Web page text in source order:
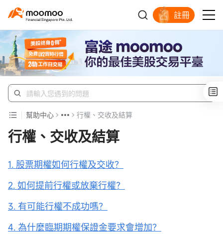
註冊
幫助中心 行權、交收及結算
行權、交收及結算
1. 股票期權如何行權及交收？
2. 如何提前行權或放棄行權？
3. 有可能行權不成功嗎？
4. 為什麼臨期期權保證金要求會增加？